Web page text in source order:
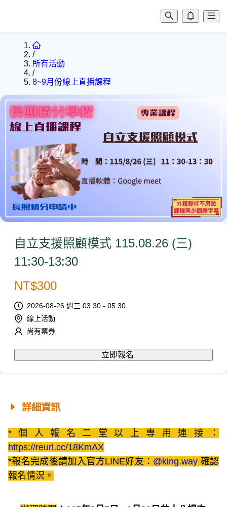
/
所有活動
/
8~9月份線上直播課程
詳細資訊
*個人報名二堂以上専用連接：
https://reurl.cc/18KmAX
*報名完成後請加入官方LINE好友： @king.way 確認
報名情況。
自立支援照顧模式 115.08.26 (三)
11:30-13:30
NT$300
2026-08-26 週三 03:30 - 05:30
線上活動
尚有票券
立即報名